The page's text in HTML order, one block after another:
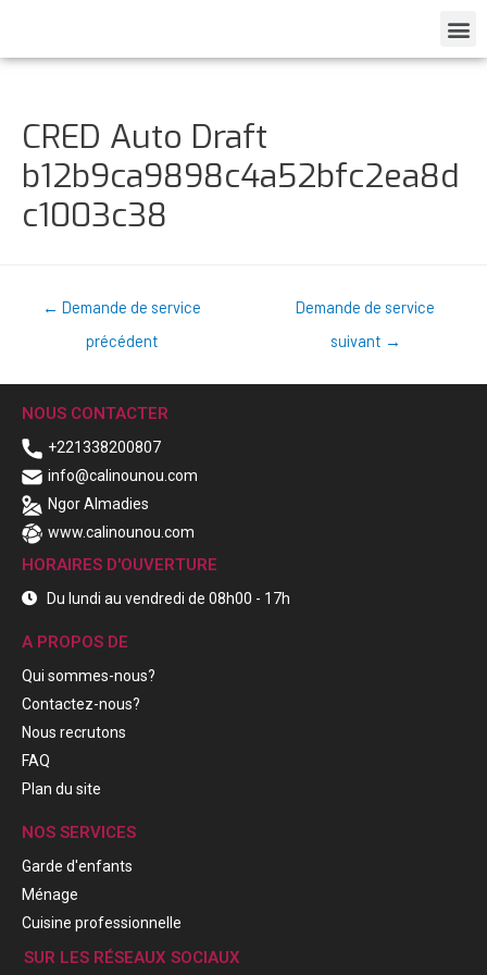
CRED Auto Draft
b12b9ca9898c4a52bfc2ea8d
c1003c38
← Demande de service
précédent
Demande de service
suivant →
NOUS CONTACTER
+221338200807
info@calinounou.com
Ngor Almadies
www.calinounou.com
HORAIRES D'OUVERTURE
Du lundi au vendredi de 08h00 - 17h
A PROPOS DE
Qui sommes-nous?
Contactez-nous?
Nous recrutons
FAQ
Plan du site
NOS SERVICES
Garde d'enfants
Ménage
Cuisine professionnelle
SUR LES RÉSEAUX SOCIAUX